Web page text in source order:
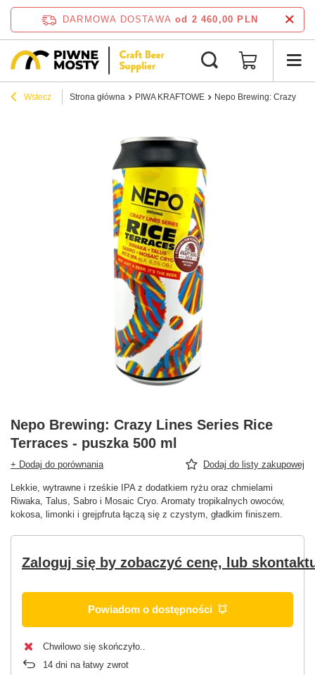
DARMOWA DOSTAWA od 2 460,00 PLN
Wstecz Strona główna PIWA KRAFTOWE Nepo Brewing: Crazy
Nepo Brewing: Crazy Lines Series Rice
Terraces - puszka 500 ml
+ Dodaj do porównania Dodaj do listy zakupowej
Lekkie, wytrawne i rześkie IPA z dodatkiem ryżu oraz chmielami
Riwaka, Talus, Sabro i Mosaic Cryo. Aromaty tropikalnych owoców,
kokosa, limonki i grejpfruta łączą się z czystym, gładkim finiszem.
Zaloguj się by zobaczyć cenę, lub
Powiadom o dostępności
Chwilowo się skończyło.
14 dni na łatwy zwrot